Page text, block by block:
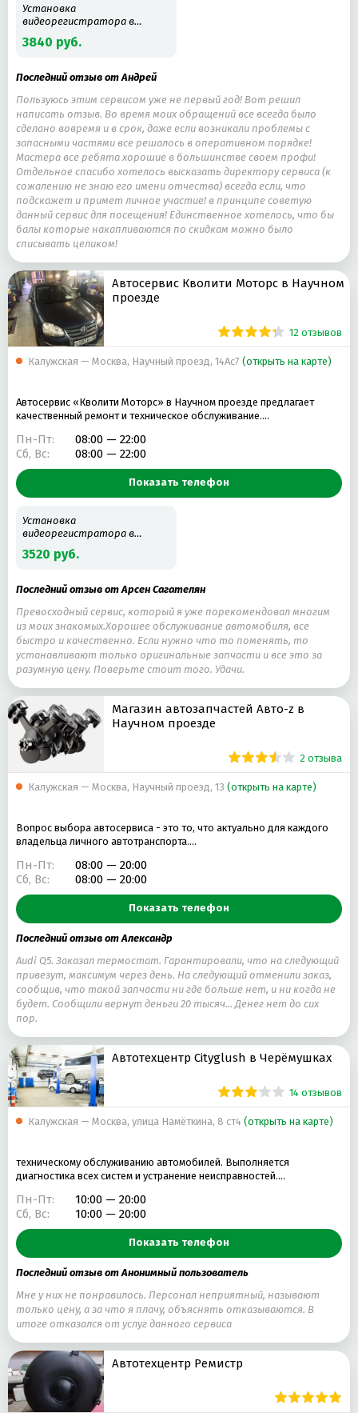
Установка
видеорегистратора в
автомобиль
3840 руб.
Последний отзыв от Андрей
Пользуюсь этим сервисом уже не первый год! Вот решил
написать отзыв. Во время моих обращений все всегда было
сделано вовремя и в срок, даже если возникали проблемы с
запасными частями все решалось в оперативном порядке!
Мастера все ребята хорошие в большинстве своем профи!
Отдельное спасибо хотелось высказать директору сервиса (к
сожалению не знаю его имени отчества) всегда если, что
подскажет и примет личное участие! в принципе советую
данный сервис для посещения! Единственное хотелось, что бы
балы которые накапливаются по скидкам можно было
списывать целиком!
Автосервис Кволити Моторс в Научном
проезде
12 отзывов
Калужская — Москва, Научный проезд, 14Ас7 (открыть на карте)
Автосервис «Кволити Моторс» в Научном проезде предлагает
качественный ремонт и техническое обслуживание.…
Пн-Пт:
08:00 — 22:00
Сб, Вс:
08:00 — 22:00
Показать телефон
Установка
видеорегистратора в
автомобиль
3520 руб.
Последний отзыв от Арсен Сагателян
Превосходный сервис, который я уже порекомендовал многим
из моих знакомых.Хорошее обслуживание автомобиля, все
быстро и качественно. Если нужно что то поменять, то
устанавливают только оригинальные запчасти и все это за
разумную цену. Поверьте стоит того. Удачи.
Магазин автозапчастей Авто-z в
Научном проезде
2 отзыва
Калужская — Москва, Научный проезд, 13 (открыть на карте)
Вопрос выбора автосервиса - это то, что актуально для каждого
владельца личного автотранспорта.…
Пн-Пт:
08:00 — 20:00
Сб, Вс:
08:00 — 20:00
Показать телефон
Последний отзыв от Александр
Audi Q5. Заказал термостат. Гарантировали, что на следующий
привезут, максимум через день. На следующий отменили заказ,
сообщив, что такой запчасти ни где больше нет, и ни когда не
будет. Сообщили вернут деньги 20 тысяч... Денег нет до сих
пор.
Автотехцентр Cityglush в Черёмушках
14 отзывов
Калужская — Москва, улица Намёткина, 8 ст4 (открыть на карте)
техническому обслуживанию автомобилей. Выполняется
диагностика всех систем и устранение неисправностей.…
Пн-Пт:
10:00 — 20:00
Сб, Вс:
10:00 — 20:00
Показать телефон
Последний отзыв от Анонимный пользователь
Мне у них не понравилось. Персонал неприятный, называют
только цену, а за что я плачу, объяснять отказываются. В
итоге отказался от услуг данного сервиса
Автотехцентр Ремистр